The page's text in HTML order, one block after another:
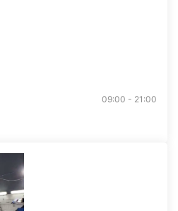
09:00 - 21:00